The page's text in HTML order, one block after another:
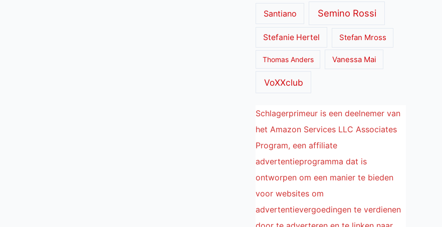
Santiano Semino Rossi
Stefanie Hertel Stefan Mross
Thomas Anders Vanessa Mai
VoXXclub
Schlagerprimeur is een deelnemer van
het Amazon Services LLC Associates
Program, een affiliate
advertentieprogramma dat is
ontworpen om een manier te bieden
voor websites om
advertentievergoedingen te verdienen